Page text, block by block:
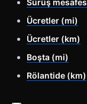
Sürüş
Ücretler (mi)
Ücretler (km)
Boşta (mi)
Rölantide (km)